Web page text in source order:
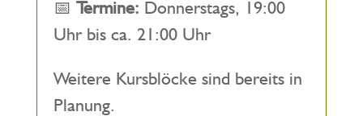
📅 Termine: Donnerstags, 19:00
Uhr bis ca. 21:00 Uhr
Weitere Kursblöcke sind bereits in
Planung.